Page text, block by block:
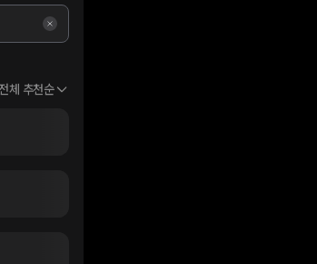
체 추천순